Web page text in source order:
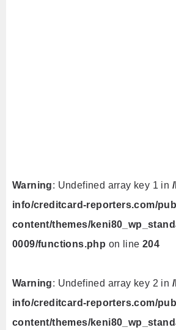
Warning: Undefined array key 1 in
info/creditcard-reporters.com/
content/themes/
0009/functions.php on line 204
Warning: Undefined array key 2 in
info/creditcard-reporters.com/
content/themes/